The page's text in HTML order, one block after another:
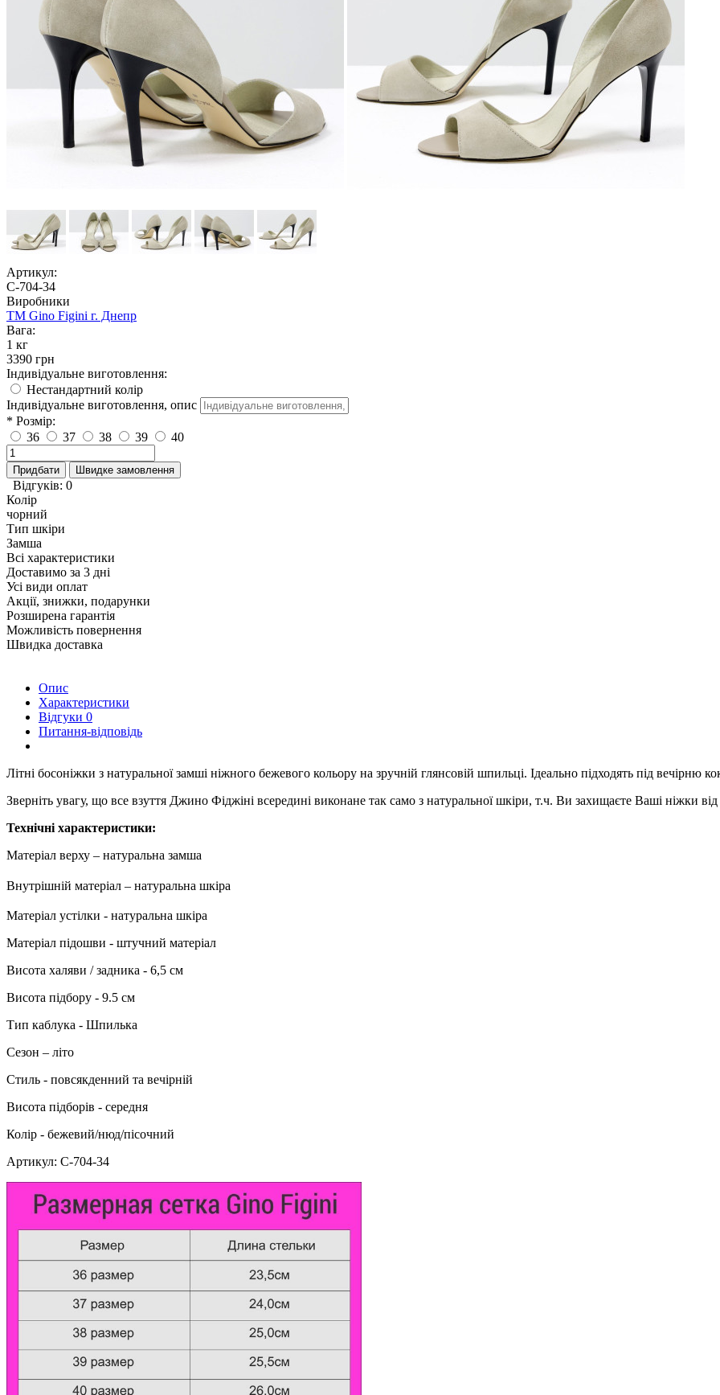
Артикул:
С-704-34
Виробники
TM Gino Figini г. Днепр
Вага:
1 кг
3390 грн
Індивідуальне виготовлення:
Нестандартний колір
Індивідуальне виготовлення, опис
* Розмір:
36
37 38 39 40
Придбати Швидке замовлення
Відгуків: 0
Колір
чорний
Тип шкіри
Замша
Всі характеристики
Доставимо за 3 дні
Усі види оплат
Акції, знижки, подарунки
Розширена гарантія
Можливість повернення
Швидка доставка
Опис
Характеристики
Відгуки 0
Питання-відповідь
Літні босоніжки з натуральної замші ніжного бежевого кольору на зручній глянсовій шпильці. Ідеально підходять під
Зверніть увагу, що все взуття Джино Фіджіні всередині виконане так само з натуральної шкіри, т.ч. Ви захищаєте Ваші ніжки
Технічні характеристики:
Матеріал верху – натуральна замша
Внутрішній матеріал – натуральна шкіра
Матеріал устілки - натуральна шкіра
Матеріал підошви - штучний матеріал
Висота халяви / задника - 6,5 см
Висота підбору - 9.5 см
Тип каблука - Шпилька
Сезон – літо
Стиль - повсякденний та вечірній
Висота підборів - середня
Колір - бежевий/нюд/пісочний
Артикул: С-704-34